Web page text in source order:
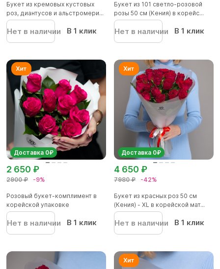
Букет из кремовых кустовых
роз, диантусов и альстромери...
Нет в наличии В 1 клик
Букет из 101 светло-розовой
розы 50 см (Кения) в корейс...
Нет в наличии В 1 клик
Доставка 0₽
2900 ₽ -9%
2 650 ₽
Розовый букет-комплимент в
корейской упаковке
Нет в наличии В 1 клик
Доставка 0₽
7980 ₽ -42%
4 650 ₽
Букет из красных роз 50 см
(Кения) - XL в корейской мат...
Нет в наличии В 1 клик